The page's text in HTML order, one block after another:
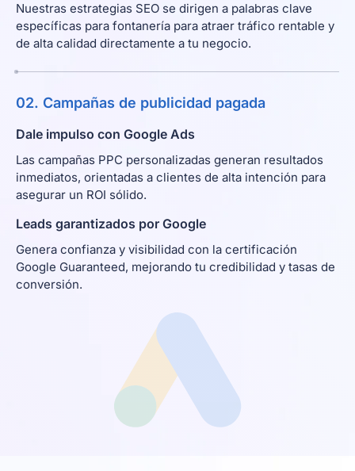
Nuestras estrategias SEO se dirigen a palabras clave
específicas para fontanería para atraer tráfico rentable y
de alta calidad directamente a tu negocio.
02. Campañas de publicidad pagada
Dale impulso con Google Ads
Las campañas PPC personalizadas generan resultados
inmediatos, orientadas a clientes de alta intención para
asegurar un ROI sólido.
Leads garantizados por Google
Genera confianza y visibilidad con la certificación
Google Guaranteed, mejorando tu credibilidad y tasas de
conversión.